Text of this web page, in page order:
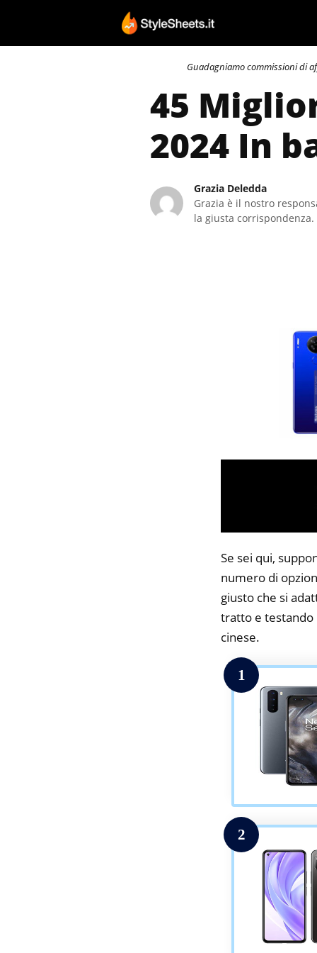
contenuto
Guadagniamo commissioni di
45
2024 In
Grazia Deledda
Grazia è il nostro
la giusta
Se sei qui,
numero di
giusto che si
tratto e testando
cinese.
1
2